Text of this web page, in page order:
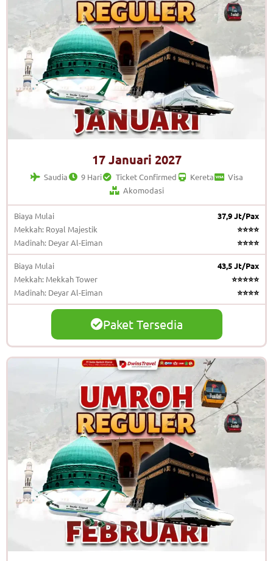
17 Januari 2027
Saudia 9 Hari Ticket Confirmed Kereta
Visa
Akomodasi
Biaya Mulai
37,9 Jt/Pax
Mekkah: Royal Majestik
⭐⭐⭐⭐
Madinah: Deyar Al-Eiman
⭐⭐⭐⭐
Biaya Mulai
43,5 Jt/Pax
Mekkah: Mekkah Tower
⭐⭐⭐⭐⭐
Madinah: Deyar Al-Eiman
⭐⭐⭐⭐
Paket Tersedia